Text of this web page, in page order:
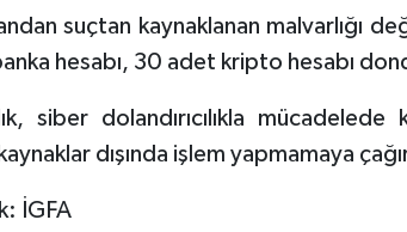
suçtan kaynaklanan malvarlığı
hesabı, 30 adet kripto hesabı
siber dolandırıcılıkla mücadelede
dışında işlem yapmamaya
İGFA